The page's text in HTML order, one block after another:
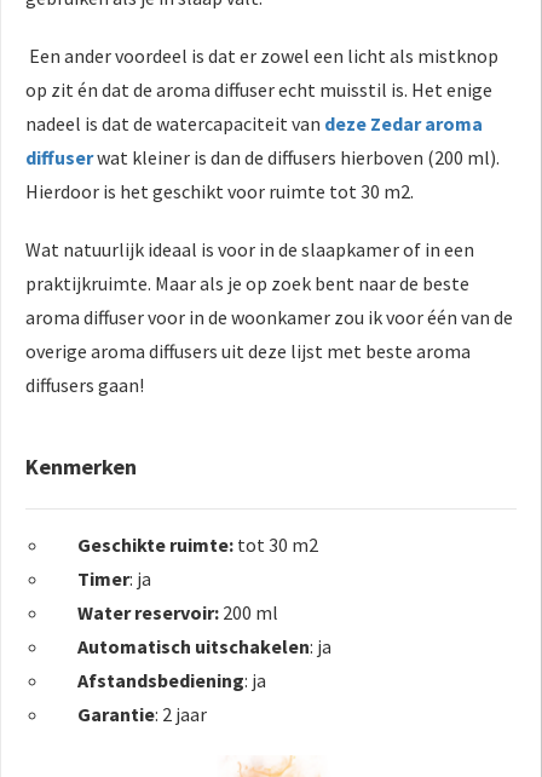
Een ander voordeel is dat er zowel een licht als mistknop
op zit én dat de aroma diffuser echt muisstil is. Het enige
nadeel is dat de watercapaciteit van deze Zedar aroma
diffuserwat kleiner is dan de diffusers hierboven (200 ml).
Hierdoor is het geschikt voor ruimte tot 30 m2.
Wat natuurlijk ideaal is voor in de slaapkamer of in een
praktijkruimte. Maar als je op zoek bent naar de beste
aroma diffuser voor in de woonkamer zou ik voor één van de
overige aroma diffusers uit deze lijst met beste aroma
diffusers gaan!
Kenmerken
Geschikte ruimte: tot 30 m2
Timer: ja
Water reservoir: 200 ml
Automatisch uitschakelen: ja
Afstandsbediening: ja
Garantie: 2 jaar